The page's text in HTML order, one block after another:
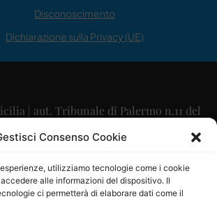
Consenso Cookie
utilizziamo tecnologie come i cookie
alle informazioni del dispositivo. Il
ci permetterà di elaborare dati come il
Disconoscimento
Dichiarazione sulla Privacy (UE)
| aut. Tribunale di Palermo n.11 del
29/09/2015
Editoriale: Maurizio Scaglione